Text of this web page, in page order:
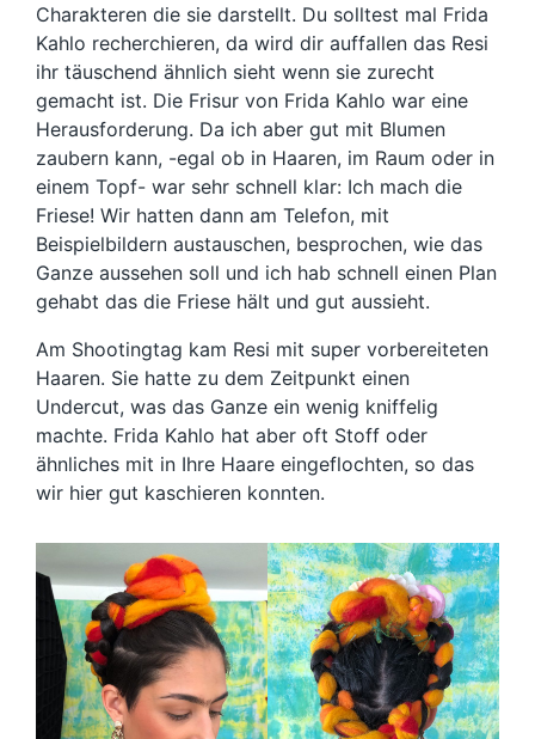
Charakteren die sie darstellt. Du solltest mal Frida
Kahlo recherchieren, da wird dir auffallen das Resi
ihr täuschend ähnlich sieht wenn sie zurecht
gemacht ist. Die Frisur von Frida Kahlo war eine
Herausforderung. Da ich aber gut mit Blumen
zaubern kann, -egal ob in Haaren, im Raum oder in
einem Topf- war sehr schnell klar: Ich mach die
Friese! Wir hatten dann am Telefon, mit
Beispielbildern austauschen, besprochen, wie das
Ganze aussehen soll und ich hab schnell einen Plan
gehabt das die Friese hält und gut aussieht.
Am Shootingtag kam Resi mit super vorbereiteten
Haaren. Sie hatte zu dem Zeitpunkt einen
Undercut, was das Ganze ein wenig kniffelig
machte. Frida Kahlo hat aber oft Stoff oder
ähnliches mit in Ihre Haare eingeflochten, so das
wir hier gut kaschieren konnten.